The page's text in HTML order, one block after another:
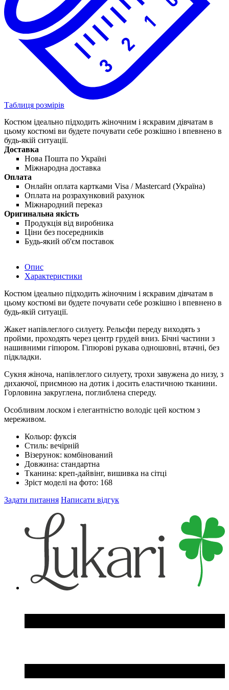
Таблиця розмірів
Костюм ідеально підходить жіночним і яскравим дівчатам в
цьому костюмі ви будете почувати себе розкішно і впевнено в
будь-якій ситуації.
Доставка
Нова Пошта по Україні
Міжнародна доставка
Оплата
Онлайн оплата картками Visa / Mastercard (Україна)
Оплата на розрахунковий рахунок
Міжнародний переказ
Оригинальна якість
Продукція від виробника
Ціни без посередників
Будь-який об'єм поставок
Опис
Характеристики
Костюм ідеально підходить жіночним і яскравим дівчатам в
цьому костюмі ви будете почувати себе розкішно і впевнено в
будь-якій ситуації.
Жакет напівлеглого силуету. Рельєфи переду виходять з
пройми, проходять через центр грудей вниз. Бічні частини з
нашивними гіпюром. Гіпюрові рукава одношовні, втачні, без
підкладки.
Сукня жіноча, напівлеглого силуету, трохи завужена до низу, з
дихаючої, приємною на дотик і досить еластичною тканини.
Горловина закруглена, поглиблена спереду.
Особливим лоском і елегантністю володіє цей костюм з
мереживом.
Кольор: фуксія
Стиль: вечірній
Візерунок: комбінований
Довжина: стандартна
Тканина: креп-дайвінг, вишивка на сітці
Зріст моделі на фото: 168
Задати питання Написати відгук